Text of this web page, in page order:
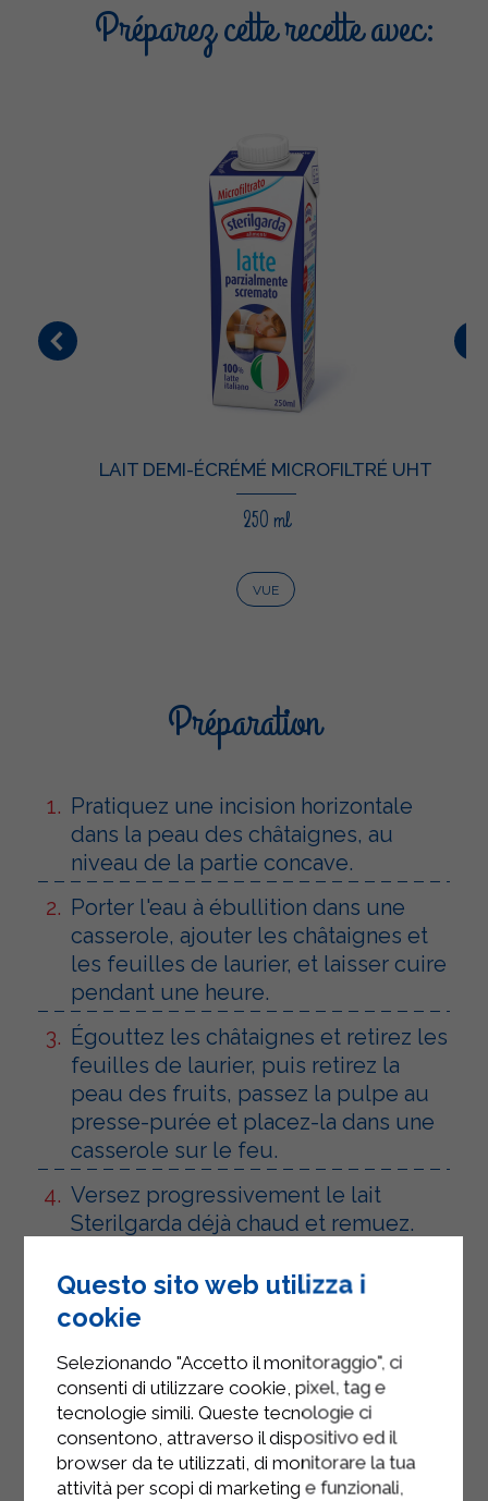
Préparez cette recette avec:
LAIT DEMI-ÉCRÉMÉ MICROFILTRÉ UHT
250 ml
VUE
Préparation
Pratiquez une incision horizontale
dans la peau des châtaignes, au
niveau de la partie concave.
Porter l'eau à ébullition dans une
casserole, ajouter les châtaignes et
les feuilles de laurier, et laisser cuire
pendant une heure.
Égouttez les châtaignes et retirez les
feuilles de laurier, puis retirez la
peau des fruits, passez la pulpe au
presse-purée et placez-la dans une
casserole sur le feu.
Versez progressivement le lait
Sterilgarda déjà chaud et remuez.
Ajoutez la ricotta Sterilgarda, le sel
et le poivre et mélangez jusqu'à
obtenir une consistance épaisse et
onctueuse.
Servir avec des croûtons.
Questo sito web utilizza i
cookie
Selezionando "Accetto il monitoraggio", ci
consenti di utilizzare cookie, pixel, tag e
tecnologie simili. Queste tecnologie ci
consentono, attraverso il dispositivo ed il
browser da te utilizzati, di monitorare la tua
attività per scopi di marketing e funzionali,